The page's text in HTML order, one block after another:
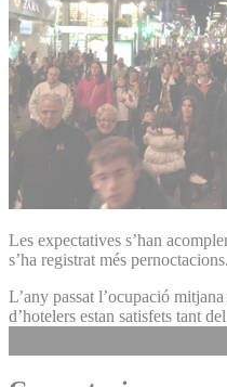
Les expectatives s’han
s’ha registrat més pernoctacions.
L’any passat l’ocupació
d’hotelers estan satisfets tant